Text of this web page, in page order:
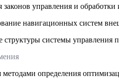
управления и
навигационных систем
структуры системы
методами определения